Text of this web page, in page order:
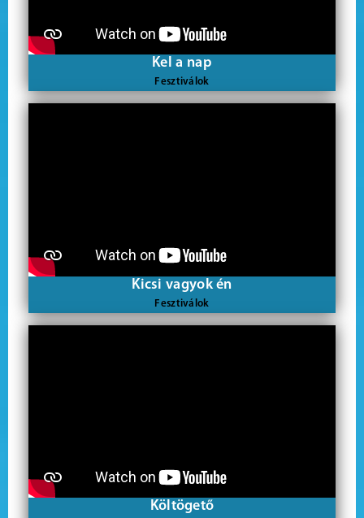
Kel a nap
Fesztiválok
Kicsi vagyok én
Fesztiválok
Költögető